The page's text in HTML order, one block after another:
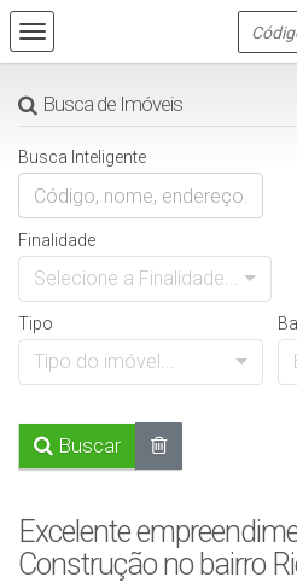
Busca de Imóveis
Busca Inteligente
Finalidade
Selecione a Finalidade...
Tipo
Tipo do imóvel...
Buscar
Excelente
Construção no bairro